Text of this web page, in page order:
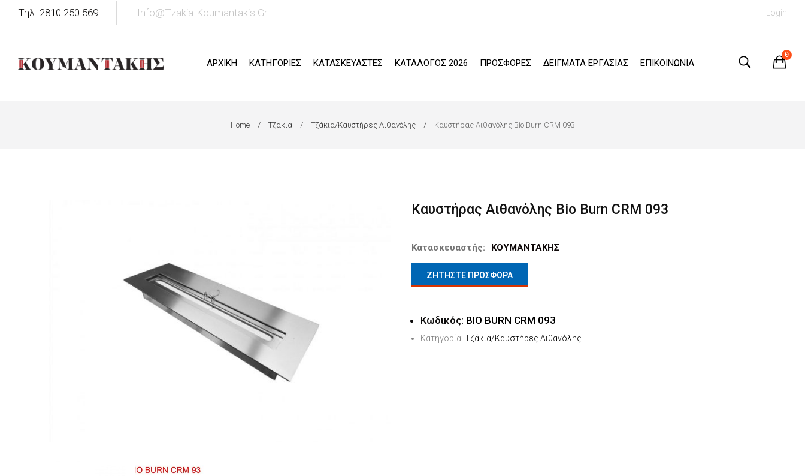
Τηλ. 2810 250 569 Info@tzakia-Koumantakis.gr Login
ΑΡΧΙΚΗ ΚΑΤΗΓΟΡΙΕΣ ΚΑΤΑΣΚΕΥΑΣΤΕΣ ΚΑΤΑΛΟΓΟΣ 2026 ΠΡΟΣΦΟΡΕΣ ΔΕΙΓΜΑΤΑ ΕΡΓΑΣΙΑΣ ΕΠΙΚΟΙΝΩΝΙΑ
0
Home Τζάκια Τζάκια/Καυστήρες Αιθανόλης Καυστήρας Αιθανόλης Bio Burn CRM 093
Καυστήρας Αιθανόλης Bio Burn CRM 093
Κατασκευαστής: ΚΟΥΜΑΝΤΑΚΗΣ
ΖΗΤΗΣΤΕ ΠΡΟΣΦΟΡΑ
Κωδικός: BIO BURN CRM 093
Κατηγορία: Τζάκια/Καυστήρες Αιθανόλης